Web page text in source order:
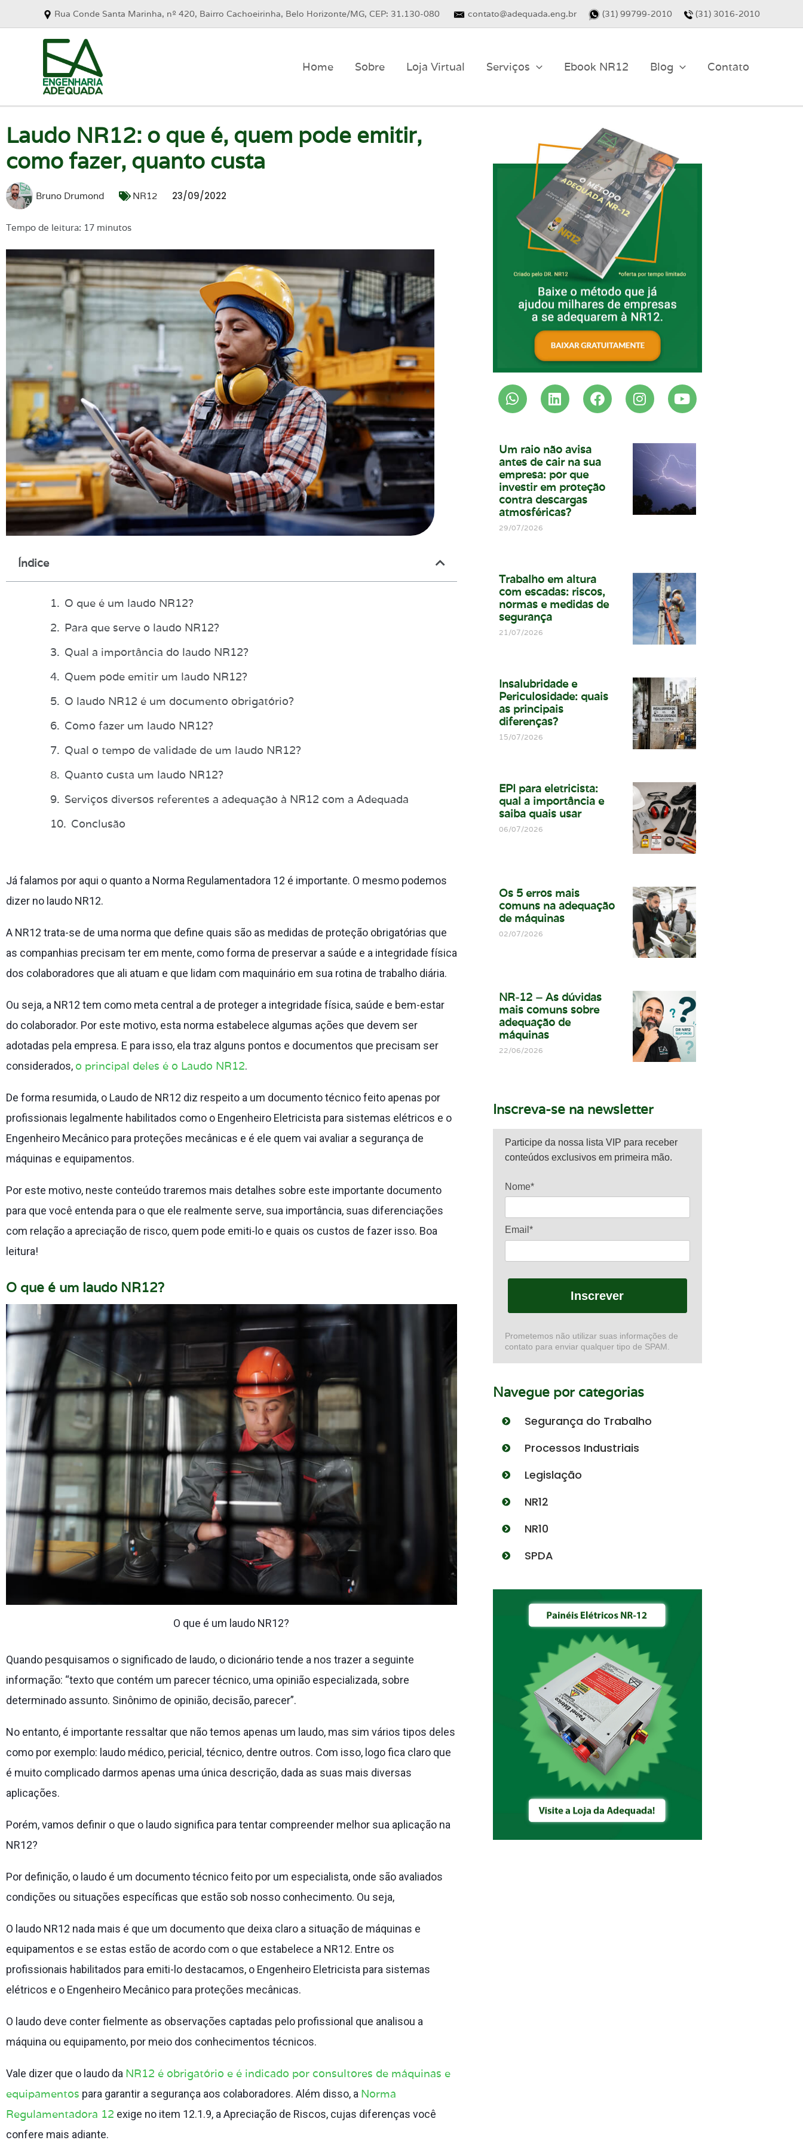
Rua Conde Santa Marinha, nº 420, Bairro Cachoeirinha, Belo Horizonte/MG, CEP: 31.130-080 contato@adequada.eng.br (31) 99799-2010 (31) 3016-2010
Home Sobre Loja Virtual Serviços Ebook NR12 Blog Contato
Laudo NR12: o que é, quem pode emitir,
como fazer, quanto custa
Bruno Drumond NR12 23/09/2022
Tempo de leitura: 17 minutos
Índice
O que é um laudo NR12?
Para que serve o laudo NR12?
Qual a importância do laudo NR12?
Quem pode emitir um laudo NR12?
O laudo NR12 é um documento obrigatório?
Como fazer um laudo NR12?
Qual o tempo de validade de um laudo NR12?
Quanto custa um laudo NR12?
Serviços diversos referentes a adequação à NR12 com a Adequada
Conclusão
Já falamos por aqui o quanto a Norma Regulamentadora 12 é importante. O mesmo podemos
dizer no laudo NR12.
A NR12 trata-se de uma norma que define quais são as medidas de proteção obrigatórias que
as companhias precisam ter em mente, como forma de preservar a saúde e a integridade física
dos colaboradores que ali atuam e que lidam com maquinário em sua rotina de trabalho diária.
Ou seja, a NR12 tem como meta central a de proteger a integridade física, saúde e bem-estar
do colaborador. Por este motivo, esta norma estabelece algumas ações que devem ser
adotadas pela empresa. E para isso, ela traz alguns pontos e documentos que precisam ser
considerados, o principal deles é o Laudo NR12.
De forma resumida, o Laudo de NR12 diz respeito a um documento técnico feito apenas por
profissionais legalmente habilitados como o Engenheiro Eletricista para sistemas elétricos e o
Engenheiro Mecânico para proteções mecânicas e é ele quem vai avaliar a segurança de
máquinas e equipamentos.
Por este motivo, neste conteúdo traremos mais detalhes sobre este importante documento
para que você entenda para o que ele realmente serve, sua importância, suas diferenciações
com relação a apreciação de risco, quem pode emiti-lo e quais os custos de fazer isso. Boa
leitura!
O que é um laudo NR12?
O que é um laudo NR12?
Quando pesquisamos o significado de laudo, o dicionário tende a nos trazer a seguinte
informação: “texto que contém um parecer técnico, uma opinião especializada, sobre
determinado assunto. Sinônimo de opinião, decisão, parecer”.
No entanto, é importante ressaltar que não temos apenas um laudo, mas sim vários tipos deles
como por exemplo: laudo médico, pericial, técnico, dentre outros. Com isso, logo fica claro que
é muito complicado darmos apenas uma única descrição, dada as suas mais diversas
aplicações.
Porém, vamos definir o que o laudo significa para tentar compreender melhor sua aplicação na
NR12?
Por definição, o laudo é um documento técnico feito por um especialista, onde são avaliados
condições ou situações específicas que estão sob nosso conhecimento. Ou seja,
O laudo NR12 nada mais é que um documento que deixa claro a situação de máquinas e
equipamentos e se estas estão de acordo com o que estabelece a NR12. Entre os
profissionais habilitados para emiti-lo destacamos, o Engenheiro Eletricista para sistemas
elétricos e o Engenheiro Mecânico para proteções mecânicas.
O laudo deve conter fielmente as observações captadas pelo profissional que analisou a
máquina ou equipamento, por meio dos conhecimentos técnicos.
Vale dizer que o laudo da NR12 é obrigatório e é indicado por consultores de máquinas e
equipamentos para garantir a segurança aos colaboradores. Além disso, a Norma
Regulamentadora 12 exige no item 12.1.9, a Apreciação de Riscos, cujas diferenças você
confere mais adiante.
Um raio não avisa
antes de cair na sua
empresa: por que
investir em proteção
contra descargas
atmosféricas?
29/07/2026
Trabalho em altura
com escadas: riscos,
normas e medidas de
segurança
21/07/2026
Insalubridade e
Periculosidade: quais
as principais
diferenças?
15/07/2026
EPI para eletricista:
qual a importância e
saiba quais usar
06/07/2026
Os 5 erros mais
comuns na adequação
de máquinas
02/07/2026
NR-12 – As dúvidas
mais comuns sobre
adequação de
máquinas
22/06/2026
Inscreva-se na newsletter
Participe da nossa lista VIP para receber
conteúdos exclusivos em primeira mão.
Nome*
Email*
Inscrever
Prometemos não utilizar suas informações de
contato para enviar qualquer tipo de SPAM.
Navegue por categorias
Segurança do Trabalho
Processos Industriais
Legislação
NR12
NR10
SPDA